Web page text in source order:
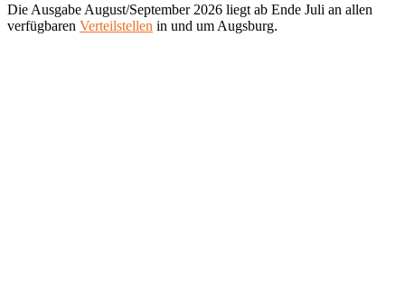
Die Ausgabe August/September 2026 liegt ab Ende Juli an allen
verfügbaren Verteilstellen in und um Augsburg.